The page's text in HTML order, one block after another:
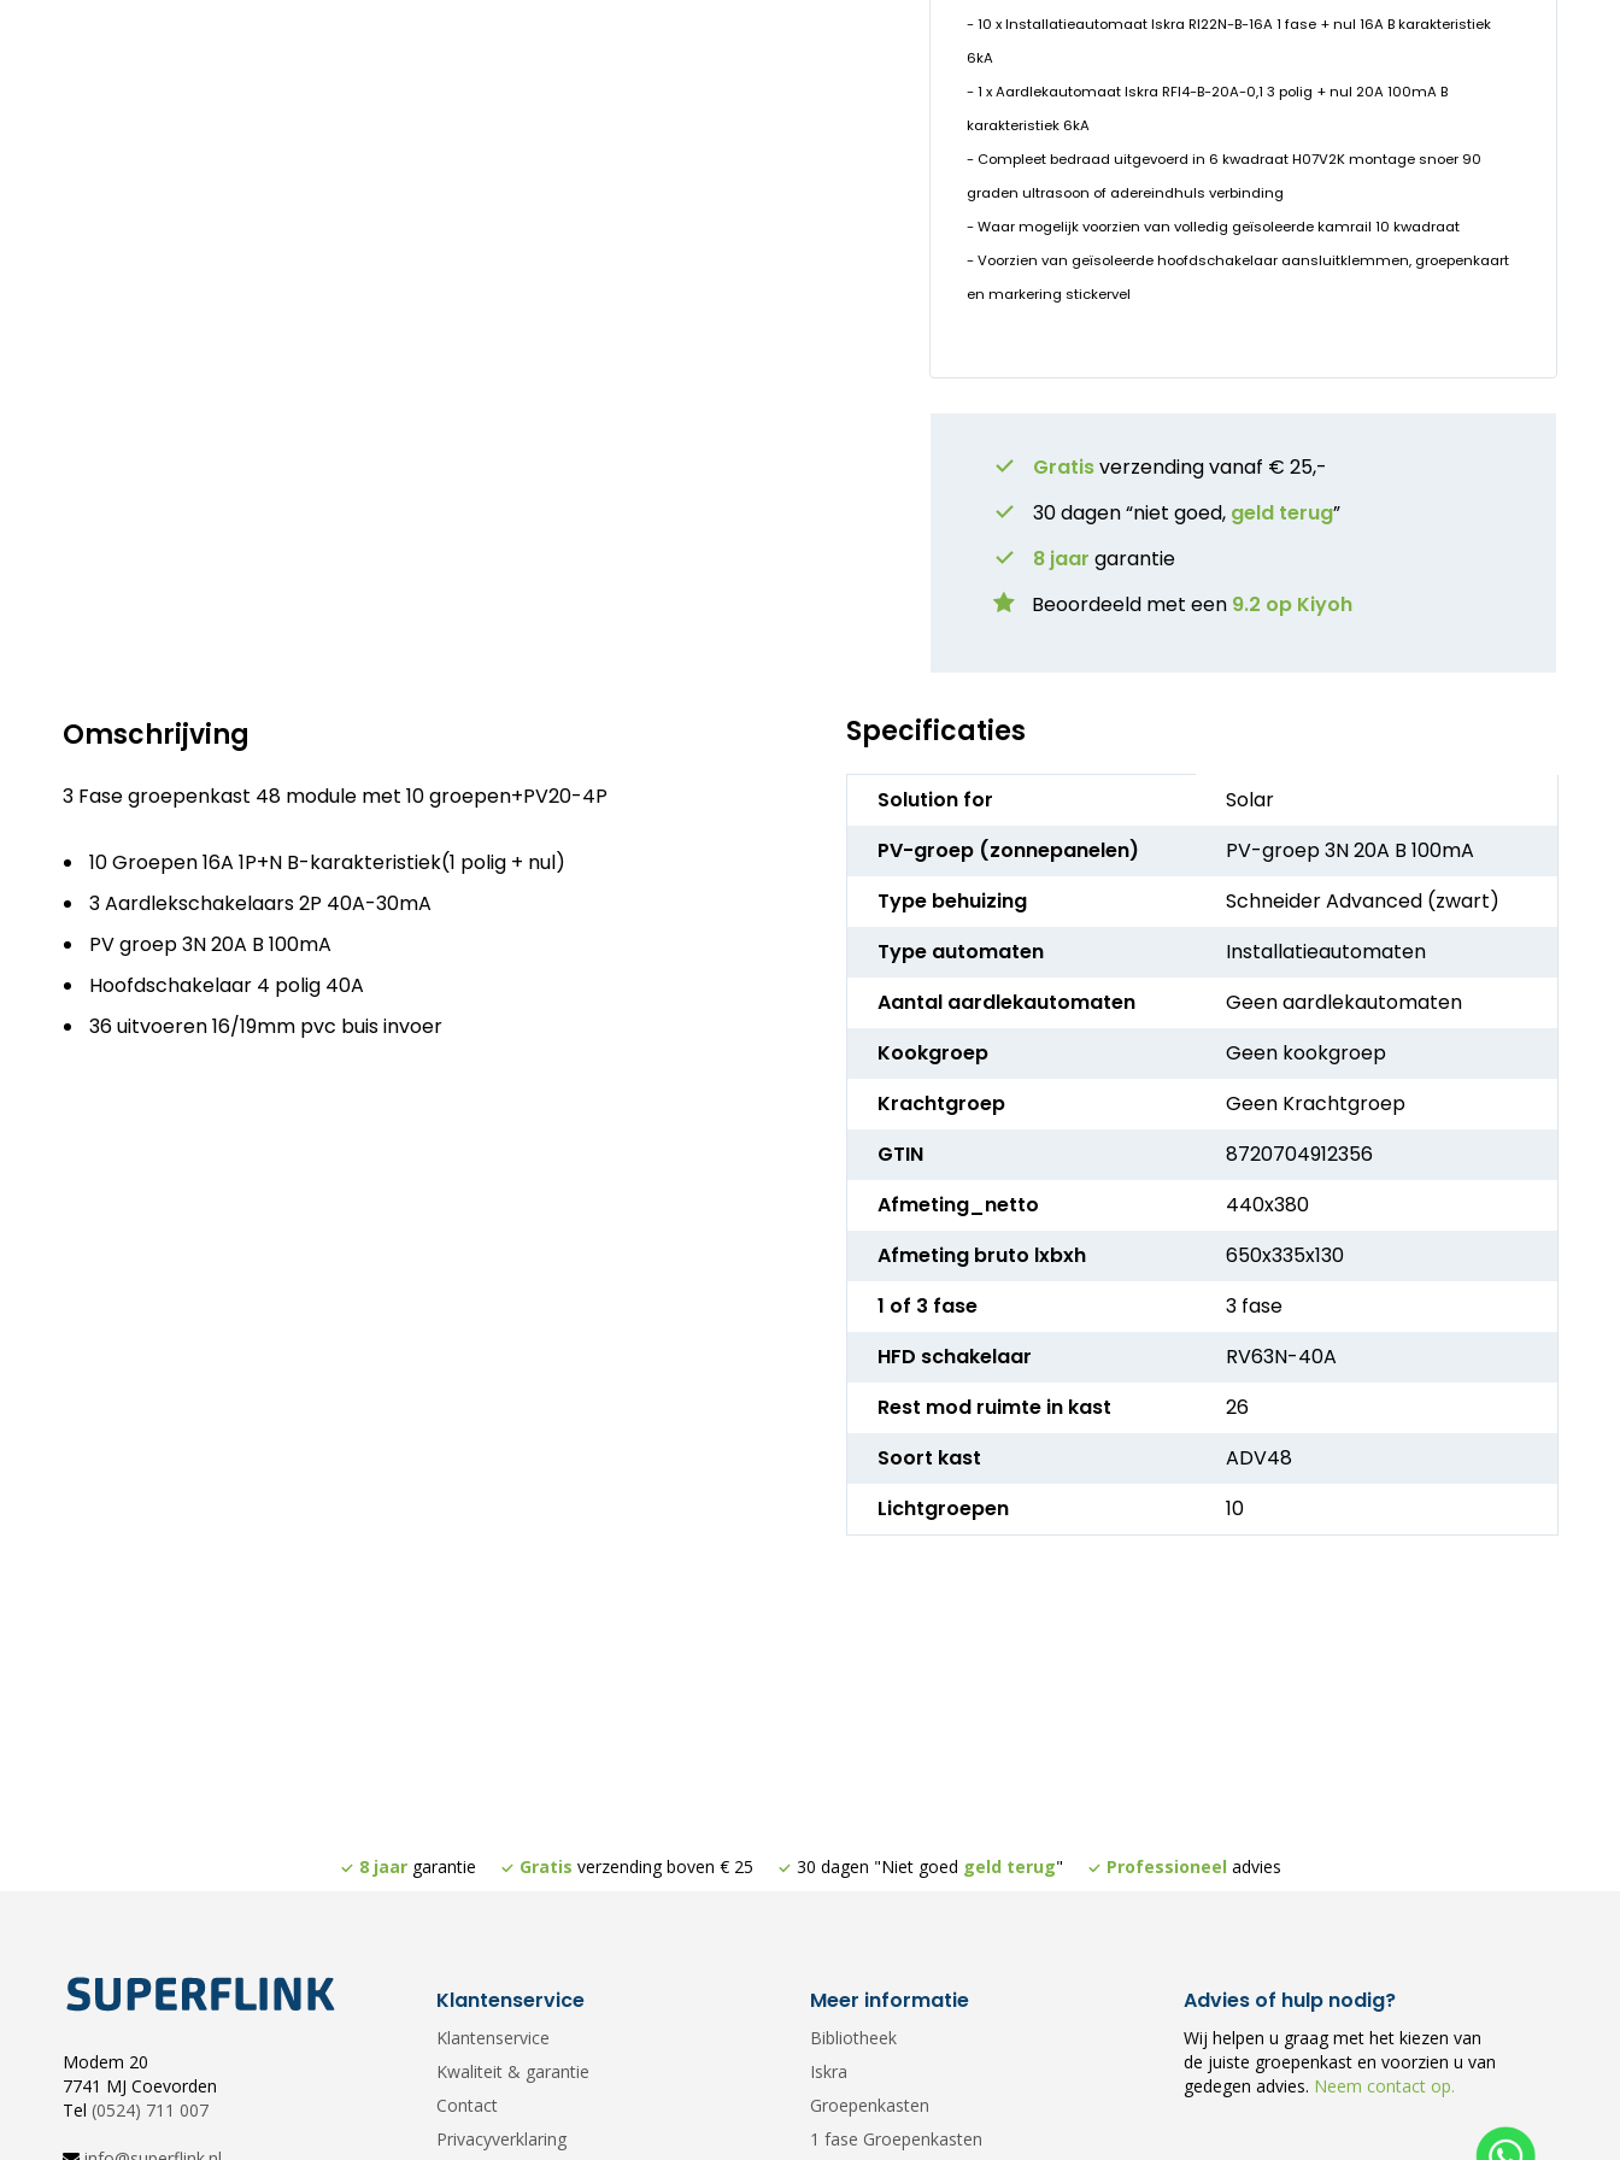
- 10 x Installatieautomaat Iskra RI22N-B-16A 1 fase + nul 16A B karakteristiek
6kA
- 1 x Aardlekautomaat Iskra RFI4-B-20A-0,1 3 polig + nul 20A 100mA B
karakteristiek 6kA
- Compleet bedraad uitgevoerd in 6 kwadraat H07V2K montage snoer 90
graden ultrasoon of adereindhuls verbinding
- Waar mogelijk voorzien van volledig geïsoleerde kamrail 10 kwadraat
- Voorzien van geïsoleerde hoofdschakelaar aansluitklemmen, groepenkaart
en markering stickervel
Gratisverzending vanaf € 25,-
30 dagen “niet goed, geld terug”
8 jaar garantie
Beoordeeld met een 9.2 op Kiyoh
Specificaties
Meer
informatie
Solution for
Solar
PV-groep (zonnepanelen)
PV-groep 3N 20A B 100mA
Type behuizing
Schneider Advanced (zwart)
Type automaten
Installatieautomaten
Aantal aardlekautomaten
Geen aardlekautomaten
Kookgroep
Geen kookgroep
Krachtgroep
Geen Krachtgroep
GTIN
8720704912356
Afmeting_netto
440x380
Afmeting bruto lxbxh
650x335x130
1 of 3 fase
3 fase
HFD schakelaar
RV63N-40A
Rest mod ruimte in kast
26
Soort kast
ADV48
Lichtgroepen
10
Omschrijving
3 Fase groepenkast 48 module met 10 groepen+PV20-4P
10 Groepen 16A 1P+N B-karakteristiek(1 polig + nul)
3 Aardlekschakelaars 2P 40A-30mA
PV groep 3N 20A B 100mA
Hoofdschakelaar 4 polig 40A
36 uitvoeren 16/19mm pvc buis invoer
8 jaargarantie Gratis verzending boven € 25 30 dagen "Niet goed geld terug" Professioneel advies
Modem 20
7741 MJ Coevorden
Tel (0524) 711 007
Klantenservice
Klantenservice
Kwaliteit & garantie
Contact
Privacyverklaring
Meer informatie
Bibliotheek
Iskra
Groepenkasten
1 fase Groepenkasten
Advies of hulp nodig?
Wij helpen u graag met het kiezen van
de juiste groepenkast en voorzien u van
gedegen advies. Neem contact op.